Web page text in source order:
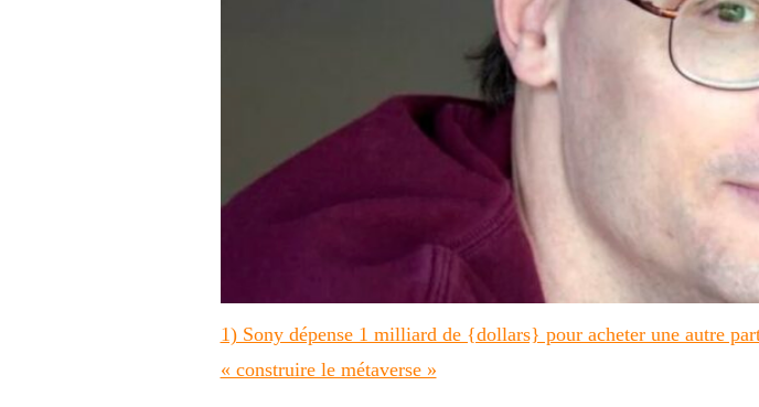
1) Sony dépense 1 milliard de {dollars} pour acheter une autre
« construire le métaverse »